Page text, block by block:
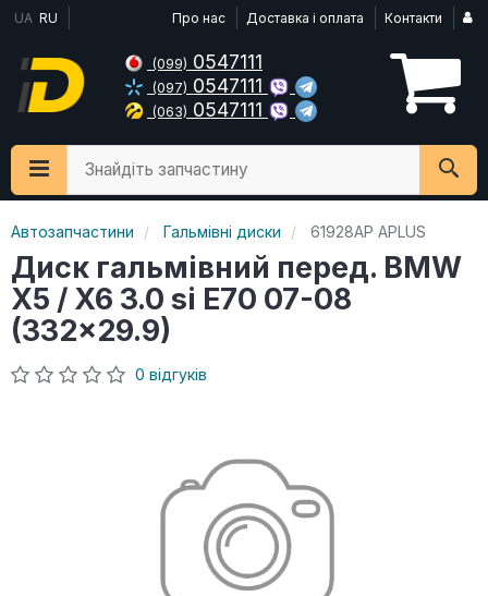
UA RU Про нас Доставка і оплата Контакти
(099) 0547111
(097) 0547111
(063) 0547111
Знайдіть запчастину
Автозапчастини Гальмівні диски 61928AP APLUS
Диск гальмівний перед. BMW
X5 / X6 3.0 si E70 07-08
(332x29.9)
0 відгуків